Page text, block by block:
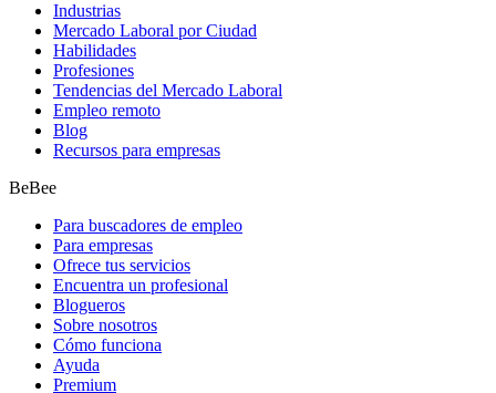
Industrias
Mercado Laboral por Ciudad
Habilidades
Profesiones
Tendencias del Mercado Laboral
Empleo remoto
Blog
Recursos para empresas
BeBee
Para buscadores de empleo
Para empresas
Ofrece tus servicios
Encuentra un profesional
Blogueros
Sobre nosotros
Cómo funciona
Ayuda
Premium